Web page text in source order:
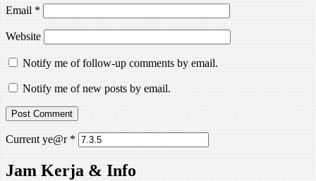
Email*
Website
Notify me of follow-up comments by email.
Notify me of new posts by email.
Current ye@r*
Jam Kerja & Info